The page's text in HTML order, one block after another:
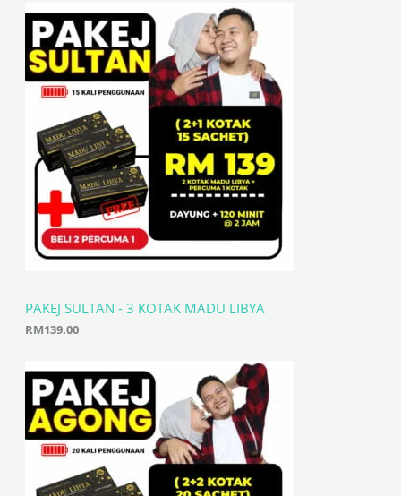
PAKEJ SULTAN - 3 KOTAK MADU LIBYA
RM139.00